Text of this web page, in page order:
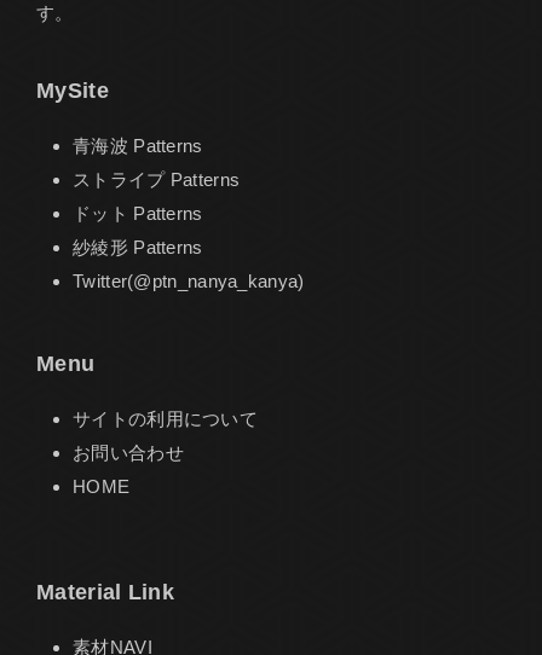
す。
MySite
青海波 Patterns
ストライプ Patterns
ドット Patterns
紗綾形 Patterns
Twitter(@ptn_nanya_kanya)
Menu
サイトの利用について
お問い合わせ
HOME
Material Link
素材NAVI